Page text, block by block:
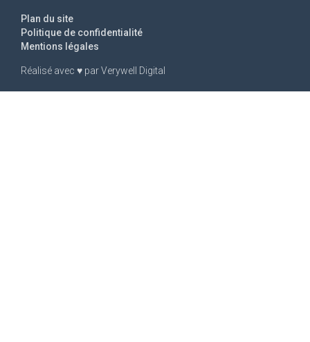
Réalisé avec ♥ parVerywell Digital
Mentions légales
Politique de confidentialité
Plan du site